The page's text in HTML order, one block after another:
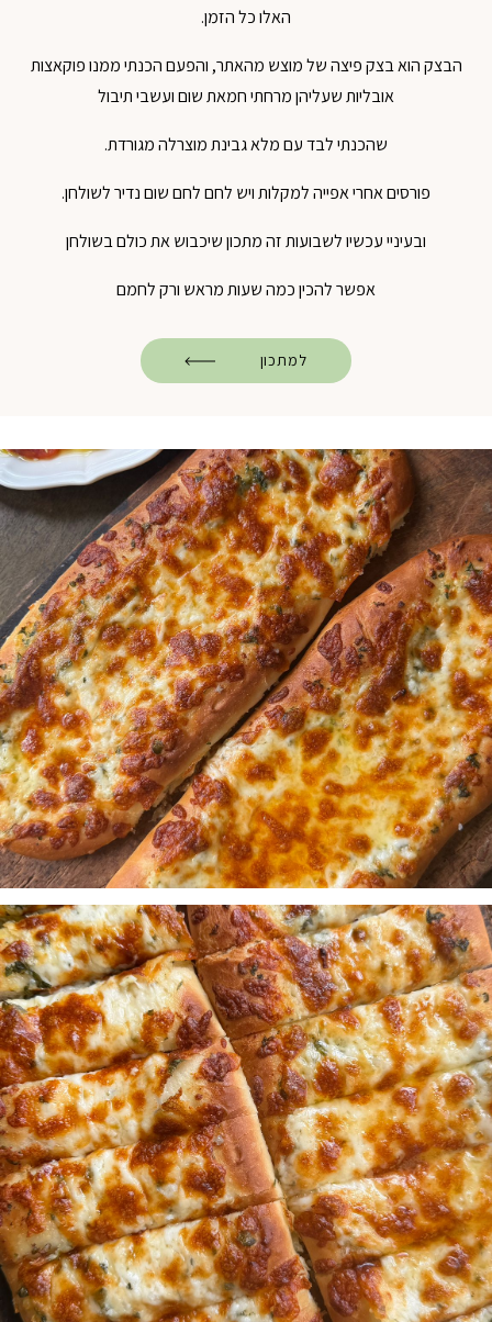
האלו כל הזמן.
הבצק הוא בצק פיצה של מוצש מהאתר, והפעם הכנתי ממנו פוקאצות
אובליות שעליהן מרחתי חמאת שום ועשבי תיבול
שהכנתי לבד עם מלא גבינת מוצרלה מגורדת.
פורסים אחרי אפייה למקלות ויש לחם לחם שום נדיר לשולחן.
ובעיניי עכשיו לשבועות זה מתכון שיכבוש את כולם בשולחן
אפשר להכין כמה שעות מראש ורק לחמם
למתכון